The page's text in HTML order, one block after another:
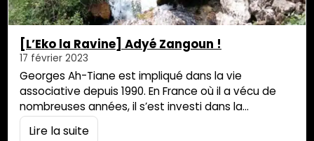
[L’Eko la Ravine] Adyé Zangoun !
17 février 2023
Georges Ah-Tiane est impliqué dans la vie
associative depuis 1990. En France où il a vécu de
nombreuses années, il s’est investi dans la
promotion de la culture réunionnaise au travers de
nombreux biais : en créant des associations, en
Lire la suite